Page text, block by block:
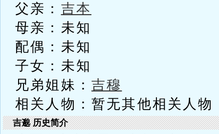
父亲： 吉本
母亲：未知
配偶：未知
子女：未知
兄弟姐妹： 吉穆
相关人物：暂无其他相关人物
吉邈 历史简介